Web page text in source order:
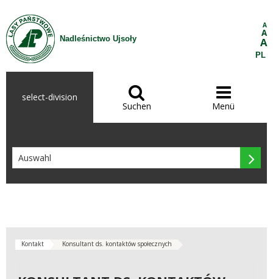
Zum Inhalt wechseln
Nadleśnictwo Ujsoły
A
A
A
PL
select-division 
Suchen

Menü

Kontakt Konsultant ds. kontaktów społecznych